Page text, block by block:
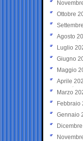
Ottobre
Agosto
Luglio
Giugno
Maggio
Aprile
Marzo
Febbraio
Gennaio